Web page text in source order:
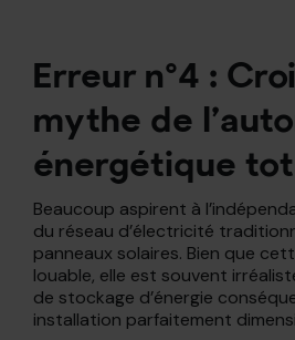
Erreur n°4 :
mythe de
énergétique
Beaucoup aspirent à
du réseau d’électricité
panneaux solaires. Bien que
louable, elle est souvent
de stockage d’énergie
installation parfaitement